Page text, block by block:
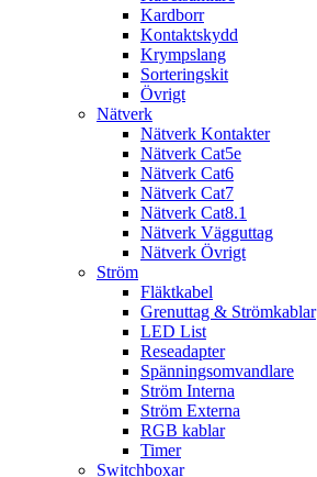
Kardborr
Kontaktskydd
Krympslang
Sorteringskit
Övrigt
Nätverk
Nätverk Kontakter
Nätverk Cat5e
Nätverk Cat6
Nätverk Cat7
Nätverk Cat8.1
Nätverk Vägguttag
Nätverk Övrigt
Ström
Fläktkabel
Grenuttag & Strömkablar
LED List
Reseadapter
Spänningsomvandlare
Ström Interna
Ström Externa
RGB kablar
Timer
Switchboxar